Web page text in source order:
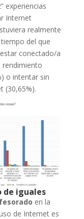
experiencias
Internet
realmente
del que
conectado/a
rendimiento
o intentar sin
(30,65%).
de iguales
en la
de Internet es